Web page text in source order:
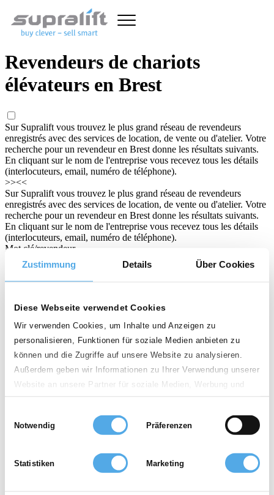
Zustimmung Details Über Cookies
Diese Webseite verwendet Cookies
Wir verwenden Cookies, um Inhalte und Anzeigen zu
personalisieren, Funktionen für soziale Medien anbieten zu
können und die Zugriffe auf unsere Website zu analysieren.
Außerdem geben wir Informationen zu Ihrer Verwendung unserer
Website an unsere Partner für soziale Medien, Werbung und
Analysen weiter. Unsere Partner führen diese Informationen
möglicherweise mit weiteren Daten zusammen, die Sie ihnen
bereitgestellt haben oder die sie im Rahmen Ihrer Nutzung der
Notwendig Präferenzen
Statistiken Marketing
Revendeurs de chariots
élévateurs en Brest
Sur Supralift vous trouvez le plus grand réseau de revendeurs
enregistrés avec des services de location, de vente ou d'atelier. Votre
recherche pour un revendeur en Brest donne les résultats suivants.
En cliquant sur le nom de l'entreprise vous recevez tous les détails
(interlocuteurs, email, numéro de téléphone).
>><<
Sur Supralift vous trouvez le plus grand réseau de revendeurs
enregistrés avec des services de location, de vente ou d'atelier. Votre
recherche pour un revendeur en Brest donne les résultats suivants.
En cliquant sur le nom de l'entreprise vous recevez tous les détails
(interlocuteurs, email, numéro de téléphone).
Mot clé/revendeur
France
CP
Distance
Chariots élévateurs d'occasion
Chariots élévateurs de location Accessoires